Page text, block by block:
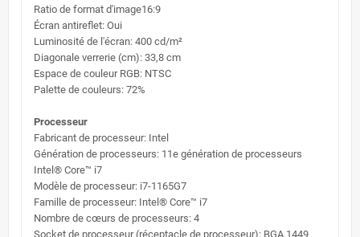
Ratio de format d'image16:9
Écran antireflet: Oui
Luminosité de l'écran: 400 cd/m²
Diagonale verrerie (cm): 33,8 cm
Espace de couleur RGB: NTSC
Palette de couleurs: 72%
Processeur
Fabricant de processeur: Intel
Génération de processeurs: 11e génération de processeurs
Intel® Core™ i7
Modèle de processeur: i7-1165G7
Famille de processeur: Intel® Core™ i7
Nombre de cœurs de processeurs: 4
Socket de processeur (réceptacle de processeur): BGA 1449